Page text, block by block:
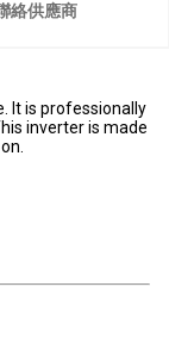
絡供應商
It is professionally
inverter is made